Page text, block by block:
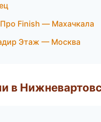
Finish — Махачкала
Этаж — Москва
в